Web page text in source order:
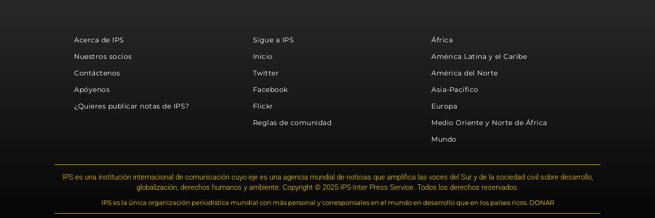
Acerca de IPS
Nuestros socios
Contáctenos
Apóyenos
¿Quieres publicar notas de IPS?
Sigue a IPS
Inicio
Twitter
Facebook
Flickr
Reglas de comunidad
África
América Latina y el Caribe
América del Norte
Asia-Pacífico
Europa
Medio Oriente y Norte de África
Mundo
IPS es una institución internacional de comunicación cuyo eje es una agencia mundial de noticias que amplifica las voces del Sur y de la sociedad civil sobre desarrollo,
globalización, derechos humanos y ambiente. Copyright © 2025 IPS-Inter Press Service. Todos los derechos reservados.
IPS es la única organización periodística mundial con más personal y corresponsales en el mundo en desarrollo que en los países ricos. DONAR